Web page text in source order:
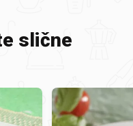
slične